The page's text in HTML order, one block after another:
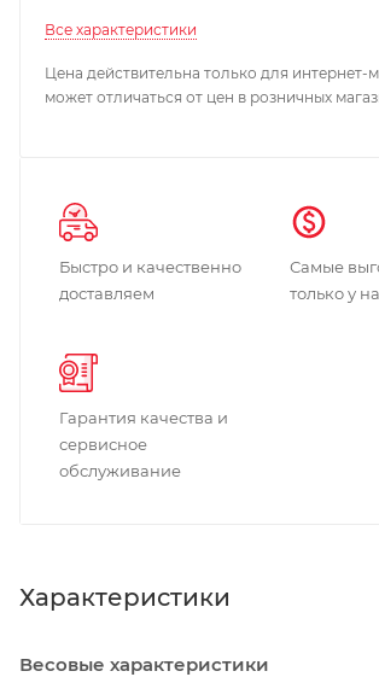
Все характеристики
Цена действительна только для интернет-
может отличаться от цен в розничных
Быстро и качественно
доставляем
Самые
только у
Гарантия качества и
сервисное
обслуживание
Характеристики
Весовые характеристики